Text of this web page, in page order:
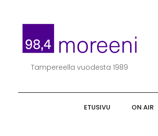
Tampereella vuodesta 1989
ETUSIVU ON AIR